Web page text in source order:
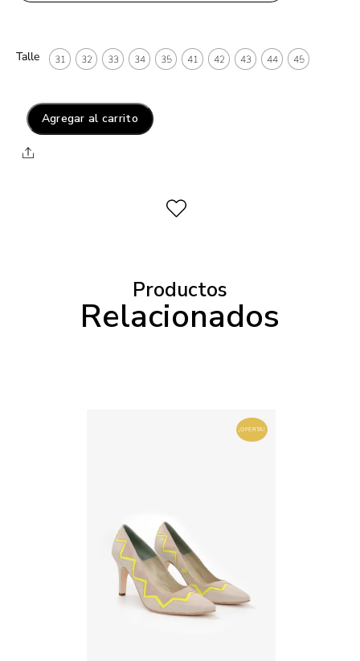
Talle 31 32 33 34 35 41 42 43 44 45
Agregar al carrito
Productos
Relacionados
¡OFERTA!